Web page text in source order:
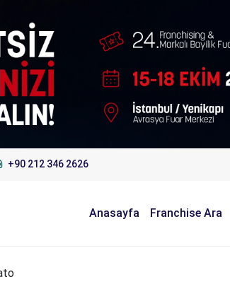
+90 212 346 2626
Anasayfa Franchise Ara